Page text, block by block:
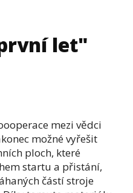
let"
mezi vědci
možné vyřešit
ploch, které
startu a přistání,
částí stroje